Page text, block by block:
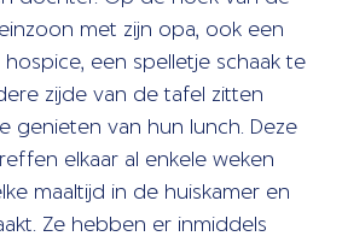
met zijn opa, ook een
een spelletje schaak te
zijde van de tafel zitten
genieten van hun lunch. Deze
elkaar al enkele weken
maaltijd in de huiskamer en
Ze hebben er inmiddels